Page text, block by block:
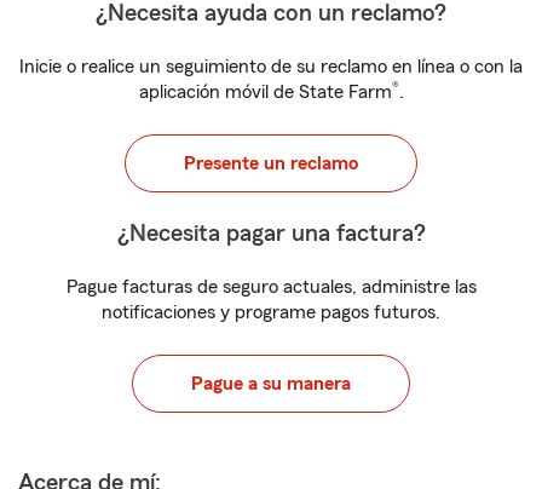
¿Necesita ayuda con un reclamo?
Inicie o realice un seguimiento de su reclamo en línea o con la
aplicación móvil de State Farm®.
Presente un reclamo
¿Necesita pagar una factura?
Pague facturas de seguro actuales, administre las
notificaciones y programe pagos futuros.
Pague a su manera
Acerca de mí: